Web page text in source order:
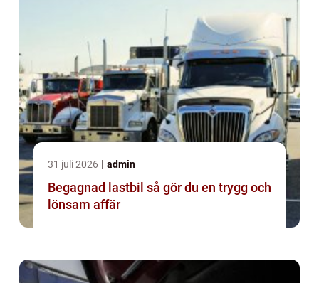
31 juli 2026 admin
Begagnad lastbil så gör du en trygg och
lönsam affär